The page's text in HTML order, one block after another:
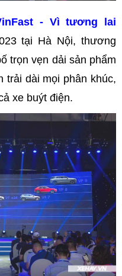
- Vì tương lai
tại Hà Nội, thương
trọn vẹn dải sản phẩm
trải dài mọi phân khúc,
xe buýt điện.